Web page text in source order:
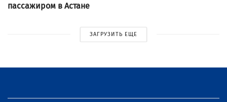
пассажиром в Астане
ЗАГРУЗИТЬ ЕЩЕ